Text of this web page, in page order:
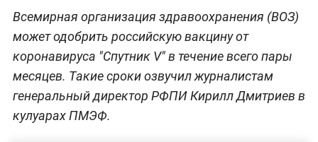
Всемирная организация здравоохранения (ВОЗ)
может одобрить российскую вакцину от
коронавируса "Спутник V" в течение всего пары
месяцев. Такие сроки озвучил журналистам
генеральный директор РФПИ Кирилл Дмитриев в
кулуарах ПМЭФ.